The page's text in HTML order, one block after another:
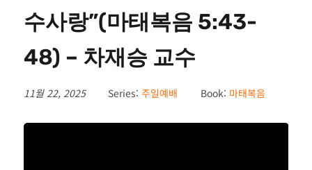
수사랑”(마태복음 5:43-
48) – 차재승 교수
11월 22, 2025 Series: 주일예배 Book: 마태복음